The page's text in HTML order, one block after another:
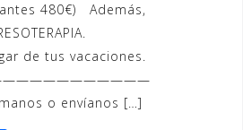
480€) Además,
de tus vacaciones.
o envíanos […]